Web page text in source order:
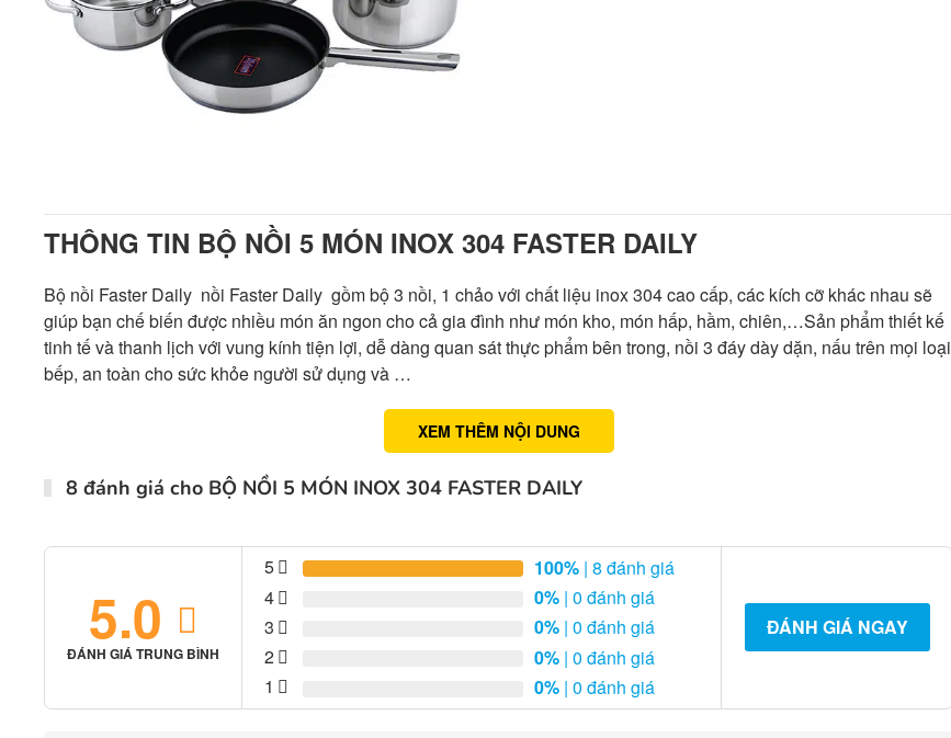
THÔNG TIN BỘ NỒI 5 MÓN INOX 304 FASTER DAILY
Bộ nồi Faster Daily nồi Faster Daily gồm bộ 3 nồi, 1 chảo với chất liệu inox 304 cao cấp, các kích cỡ khác nhau sẽ
giúp bạn chế biến được nhiều món ăn ngon cho cả gia đình như món kho, món hấp, hầm, chiên,…Sản phẩm thiết kế
tinh tế và thanh lịch với vung kính tiện lợi, dễ dàng quan sát thực phẩm bên trong, nồi 3 đáy dày dặn, nấu trên mọi loại
bếp, an toàn cho sức khỏe người sử dụng và …
XEM THÊM NỘI DUNG
8 đánh giá cho BỘ NỒI 5 MÓN INOX 304 FASTER DAILY
5.0
ĐÁNH GIÁ TRUNG BÌNH
5 100% | 8 đánh giá
4
0% | 0 đánh giá
3
0% | 0 đánh giá
2
0% | 0 đánh giá
1
0% | 0 đánh giá
ĐÁNH GIÁ NGAY